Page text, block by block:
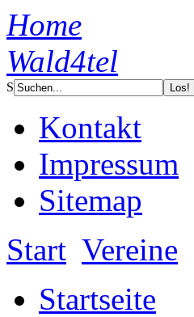
Home
Wald4tel
S
Kontakt
Impressum
Sitemap
Start Vereine
Startseite